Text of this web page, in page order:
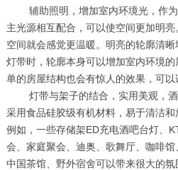
辅助照明，增加室内环境光，作
主光源相互配合，可以使空间更加明亮
空间就会感觉更温暖。明亮的轮廓清
灯带时，轮廓本身可以增加室内环境
单的房屋结构也会有惊人的效果，可以
灯带与架子的结合，实用美观，
采用食品硅胶级有机材料，易于清洁和
例如，一些存储架ED充电酒吧台灯、
会、家庭聚会、迪奥、歌舞厅、咖啡馆
中国茶馆、野外宿舍可以带来很大的